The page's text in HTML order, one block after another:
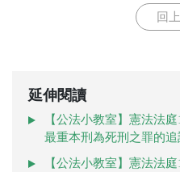
回
延伸閱讀
【公法小教室】憲法法
最重本刑為死刑之罪的追
【公法小教室】憲法法